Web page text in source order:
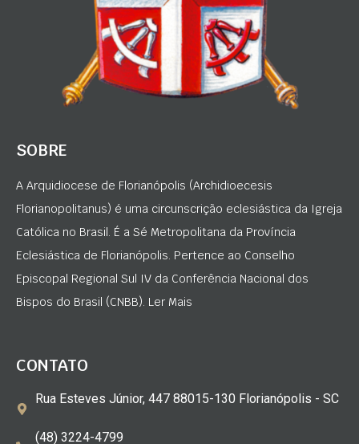
SOBRE
A Arquidiocese de Florianópolis (Archidioecesis
Florianopolitanus) é uma circunscrição eclesiástica da Igreja
Católica no Brasil. É a Sé Metropolitana da Província
Eclesiástica de Florianópolis. Pertence ao Conselho
Episcopal Regional Sul IV da Conferência Nacional dos
Bispos do Brasil (CNBB). Ler Mais
CONTATO
Rua Esteves Júnior, 447 88015-130 Florianópolis - SC
(48) 3224-4799